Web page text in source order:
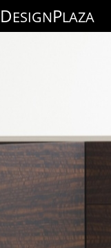
DESIGNPLAZA